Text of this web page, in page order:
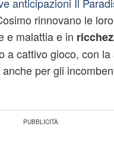
rinnovano le
e malattia e in
a cattivo gioco, con
per gli